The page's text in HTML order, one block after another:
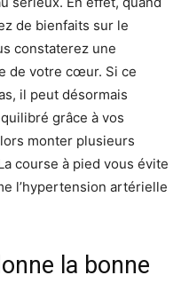
de bienfaits sur le
constaterez une
de votre cœur. Si ce
il peut désormais
grâce à vos
monter plusieurs
course à pied vous évite
l’hypertension artérielle
la bonne